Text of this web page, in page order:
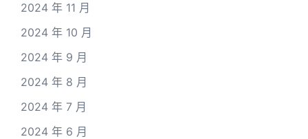
2024 年 11 月
2024 年 10 月
2024 年 9 月
2024 年 8 月
2024 年 7 月
2024 年 6 月